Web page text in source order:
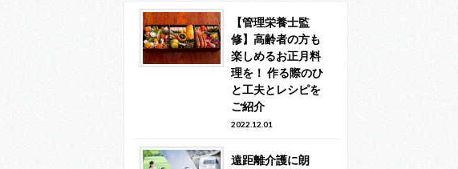
【管理栄養士監
修】高齢者の方も
楽しめるお正月料
理を！ 作る際のひ
と工夫とレシピを
ご紹介
2022.12.01
遠距離介護に朗